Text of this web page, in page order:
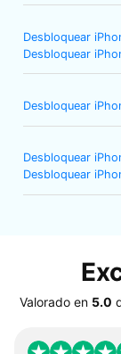
Desbloquear
Desbloquear
Desbloquear
Desbloquear
Desbloquear
Valorado en 5.0